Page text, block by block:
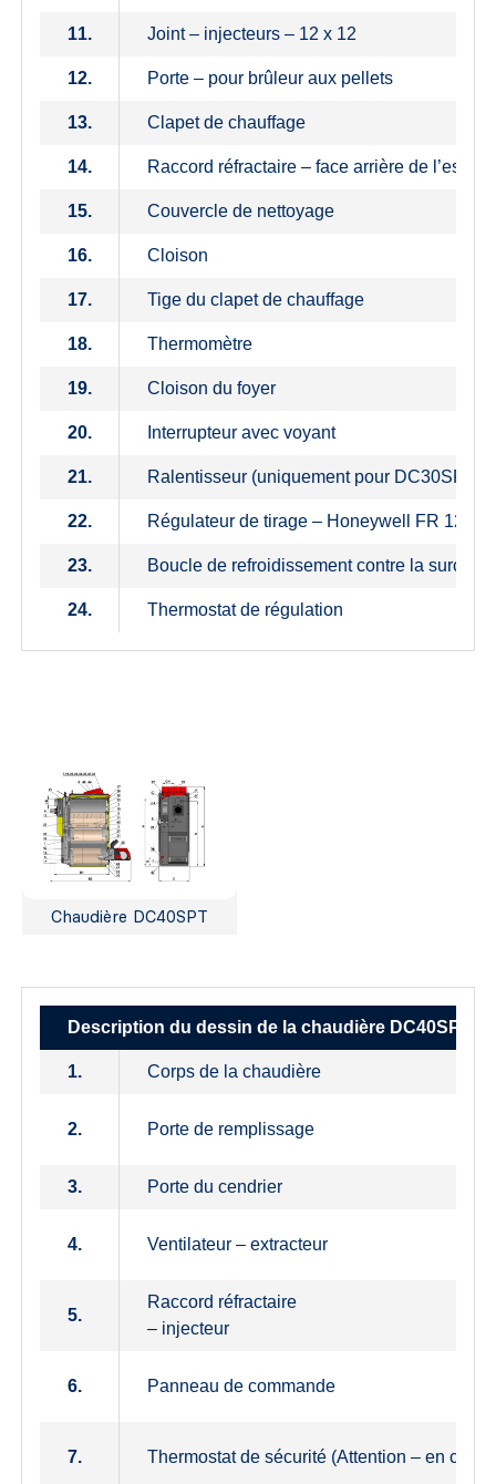
11. Joint – injecteurs – 12 x 12
12. Porte – pour brûleur aux pellets
13. Clapet de chauffage
14. Raccord réfractaire – face arrière de
15. Couvercle de nettoyage
16. Cloison
17. Tige du clapet de chauffage
18. Thermomètre
19. Cloison du foyer
20. Interrupteur avec voyant
21. Ralentisseur (uniquement pour DC30SPX)
22. Régulateur de tirage – Honeywell FR 124
23. Boucle de refroidissement contre la
24. Thermostat de régulation
Chaudière DC40SPT
Description du dessin de la chaudière DC40SPT
1. Corps de la chaudière
2. Porte de remplissage
3. Porte du cendrier
4. Ventilateur – extracteur
5.
Raccord réfractaire
– injecteur
6. Panneau de commande
7. Thermostat de sécurité (Attention – en cas